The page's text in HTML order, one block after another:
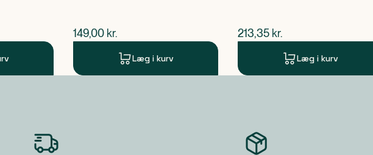
$nuværende pris
149,00 kr.
Læg i kurv
$nuværende pris
213,35 kr.
Læg i kurv